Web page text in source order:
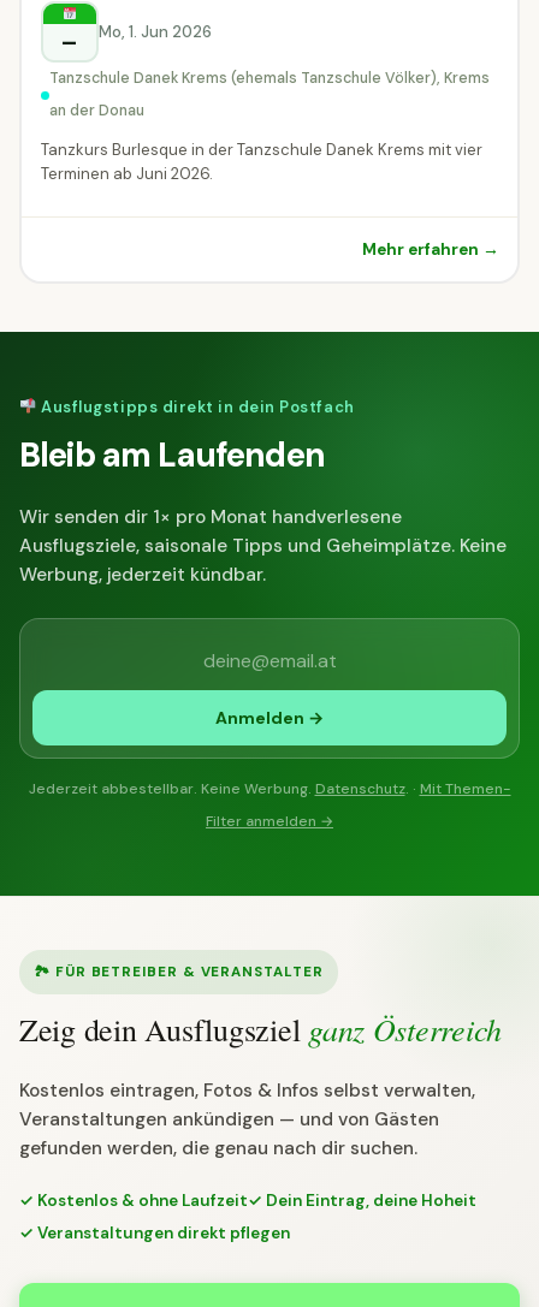
Krems an der Donau
– Mo, 1. Jun 2026
Tanzschule Danek Krems (ehemals Tanzschule Völker), Krems
an der Donau
Tanzkurs Burlesque in der Tanzschule Danek Krems mit vier
Terminen ab Juni 2026.
Mehr erfahren →
Ausflugstipps direkt in dein Postfach
Bleib am Laufenden
Wir senden dir 1× pro Monat handverlesene
Ausflugsziele, saisonale Tipps und Geheimplätze. Keine
Werbung, jederzeit kündbar.
Anmelden →
Jederzeit abbestellbar. Keine Werbung. Datenschutz. · Mit Themen-
Filter anmelden →
🏞 FÜR BETREIBER & VERANSTALTER
Zeig dein Ausflugsziel ganz Österreich
Kostenlos eintragen, Fotos & Infos selbst verwalten,
Veranstaltungen ankündigen — und von Gästen
gefunden werden, die genau nach dir suchen.
✓ Kostenlos & ohne Laufzeit✓ Dein Eintrag, deine Hoheit
✓ Veranstaltungen direkt pflegen